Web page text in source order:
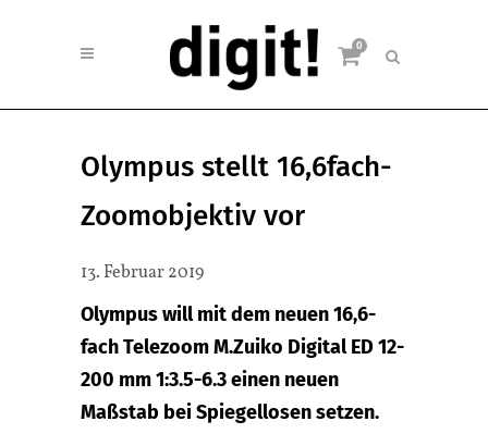
0
Olympus stellt 16,6fach-
Zoomobjektiv vor
13. Februar 2019
Olympus will mit dem neuen 16,6-
fach Telezoom M.Zuiko Digital ED 12-
200 mm 1:3.5-6.3 einen neuen
Maßstab bei Spiegellosen setzen.